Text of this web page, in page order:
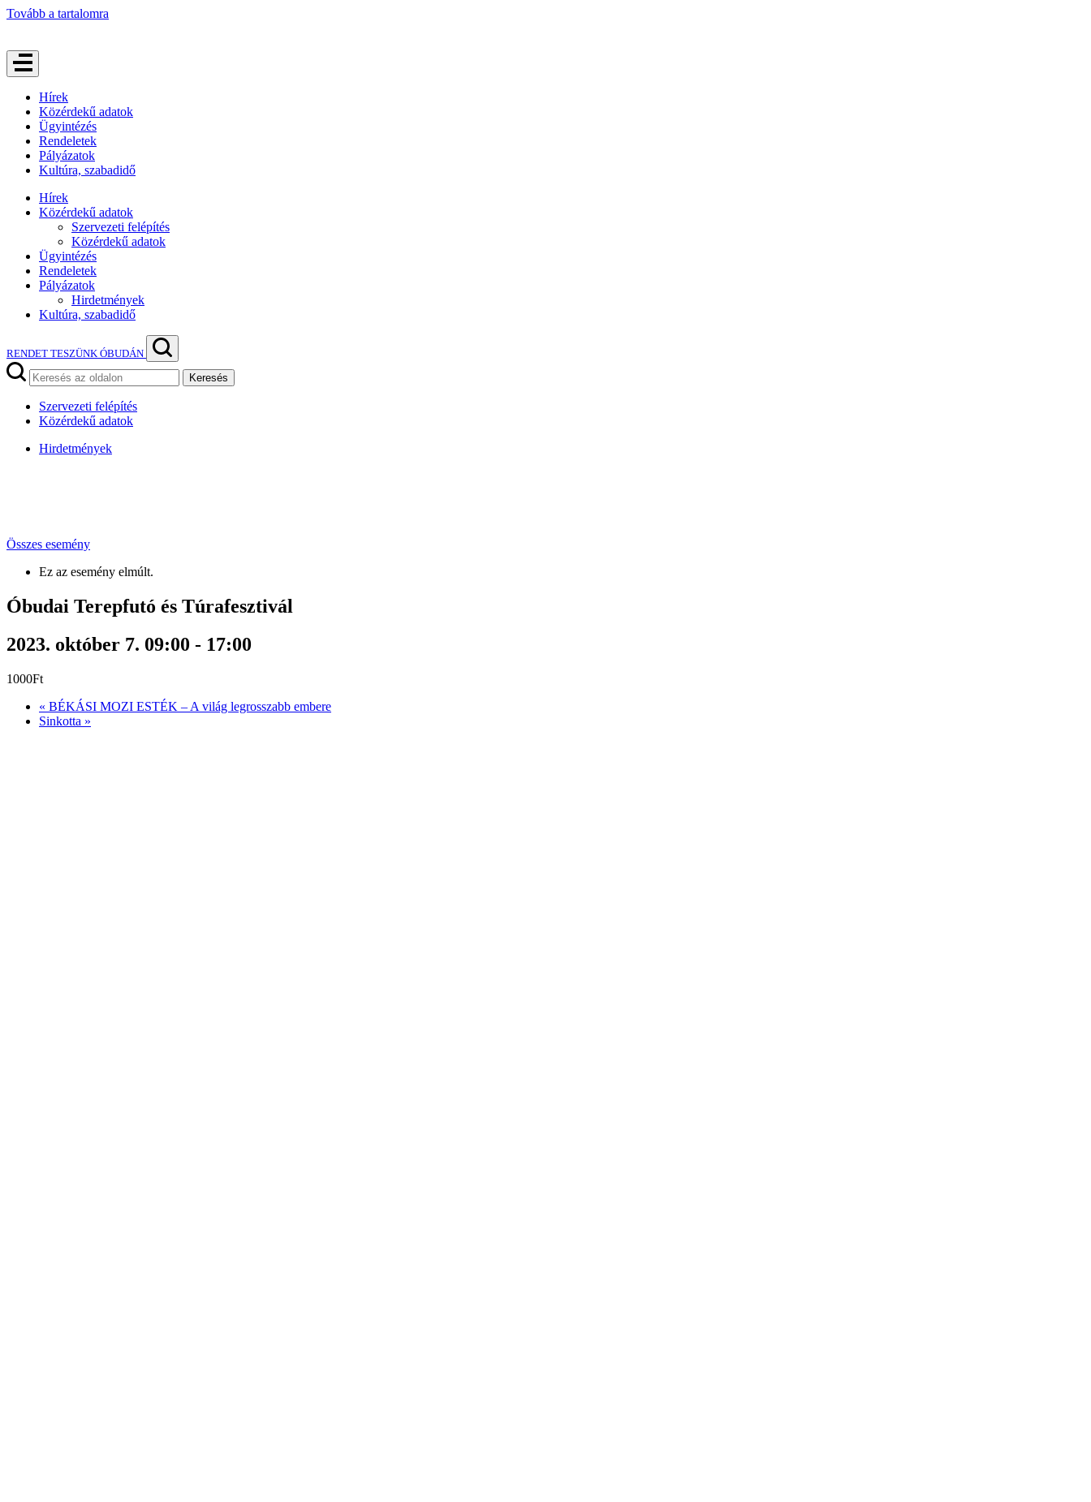
Tovább a tartalomra
Hírek
Közérdekű adatok
Ügyintézés
Rendeletek
Pályázatok
Kultúra, szabadidő
Hírek
Közérdekű adatok
Szervezeti felépítés
Közérdekű adatok
Ügyintézés
Rendeletek
Pályázatok
Hirdetmények
Kultúra, szabadidő
RENDET TESZÜNK ÓBUDÁN
Keresés
Szervezeti felépítés
Közérdekű adatok
Hirdetmények
Összes esemény
Ez az esemény elmúlt.
Óbudai Terepfutó és Túrafesztivál
2023. október 7. 09:00 - 17:00
1000Ft
« BÉKÁSI MOZI ESTÉK – A világ legrosszabb embere
Sinkotta »